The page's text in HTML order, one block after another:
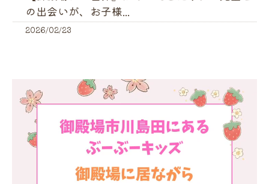
の出会いが、お子様...
2026/02/23